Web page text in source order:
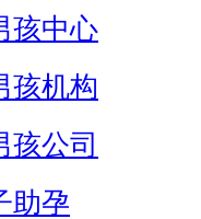
孩中心
孩机构
孩公司
助孕